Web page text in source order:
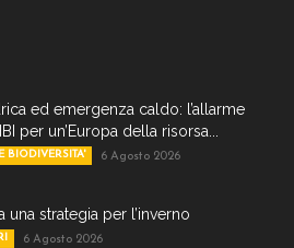
ed emergenza caldo: l’allarme
per un’Europa della risorsa...
BIODIVERSITA' 6 Agosto 2026
una strategia per l’inverno
6 Agosto 2026